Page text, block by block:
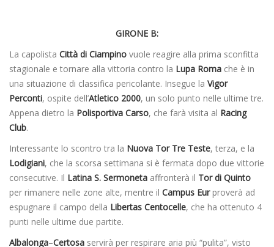
GIRONE B:
La capolista Città di Ciampino vuole reagire alla prima sconfitta
stagionale e tornare alla vittoria contro la Lupa Roma che è in
una situazione di classifica pericolante. Insegue la Vigor
Perconti, ospite dell’Atletico 2000, un solo punto nelle ultime tre.
Appena dietro la Polisportiva Carso, che farà visita al Racing
Club.
Interessante lo scontro tra la Nuova Tor Tre Teste, terza, e la
Lodigiani, che la scorsa settimana si è fermata dopo due vittorie
consecutive. Il Latina S. Sermoneta affronterà il Tor di Quinto
per rimanere nelle zone alte, mentre il Campus Eurproverà ad
espugnare il campo della Libertas Centocelle, che ha ottenuto 4
punti nelle ultime due partite.
Albalonga–Certosa servirà per respirare aria più “pulita”, visto